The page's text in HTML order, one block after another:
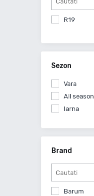
R19
Sezon
Vara
All season
Iarna
Brand
Barum